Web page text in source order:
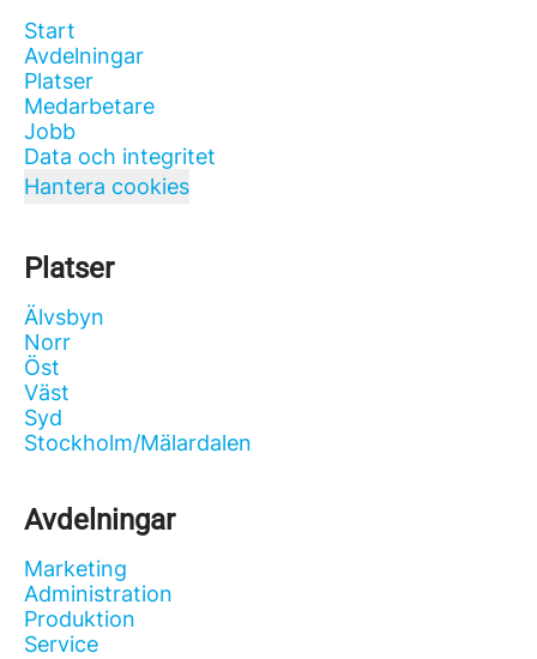
Start
Avdelningar
Platser
Medarbetare
Jobb
Data och integritet
Hantera cookies
Platser
Älvsbyn
Norr
Öst
Väst
Syd
Stockholm/Mälardalen
Avdelningar
Marketing
Administration
Produktion
Service